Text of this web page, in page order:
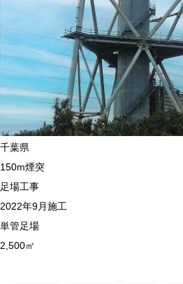
千葉県
150m煙突
足場工事
2022年9月施工
単管足場
2,500㎡